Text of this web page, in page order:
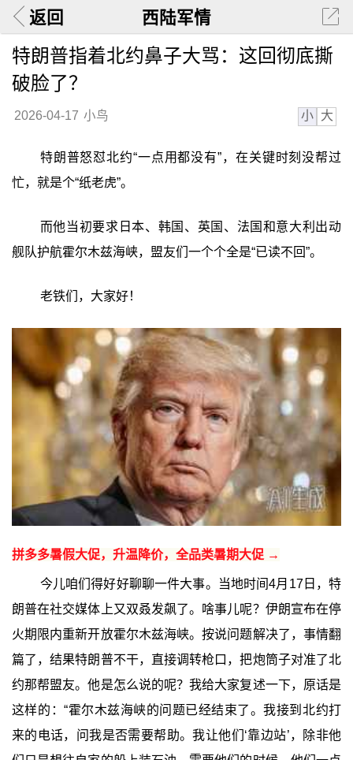
返回 西陆军情
特朗普指着北约鼻子大骂：这回彻底撕
破脸了？
2026-04-17 小鸟 小 大
特朗普怒怼北约“一点用都没有”，在关键时刻没帮过
忙，就是个“纸老虎”。
而他当初要求日本、韩国、英国、法国和意大利出动
舰队护航霍尔木兹海峡，盟友们一个个全是“已读不回”。
老铁们，大家好！
拼多多暑假大促，升温降价，全品类暑期大促 →
今儿咱们得好好聊聊一件大事。当地时间4月17日，特
朗普在社交媒体上又双叒发飙了。啥事儿呢？伊朗宣布在停
火期限内重新开放霍尔木兹海峡。按说问题解决了，事情翻
篇了，结果特朗普不干，直接调转枪口，把炮筒子对准了北
约那帮盟友。他是怎么说的呢？我给大家复述一下，原话是
这样的：“霍尔木兹海峡的问题已经结束了。我接到北约打
来的电话，问我是否需要帮助。我让他们‘靠边站’，除非他